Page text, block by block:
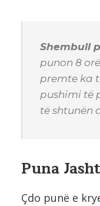
Shembull
punon 8
premte ka
pushimi të
të shtunën
Puna
Çdo punë e